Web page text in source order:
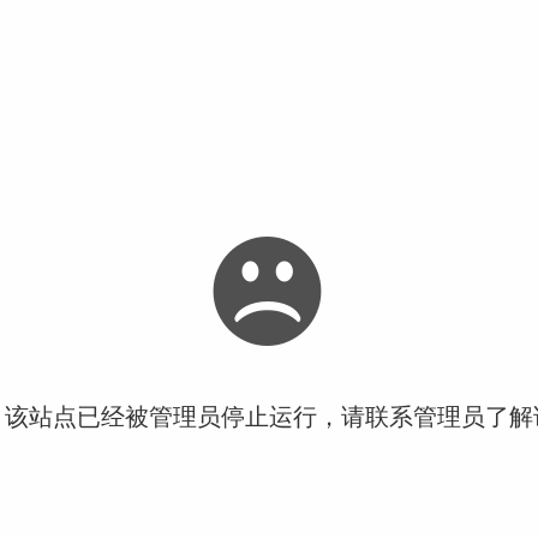
站点已经被管理员停止运行，请联系管理员了